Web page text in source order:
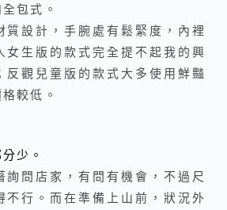
包式。
質設計，手腕處有鬆緊度，內裡
女生版的款式完全提不起我的興
反觀兒童版的款式大多使用鮮豔
較低。
少。
詢問店家，有問有機會，不過尺
不行。而在準備上山前，狀況外